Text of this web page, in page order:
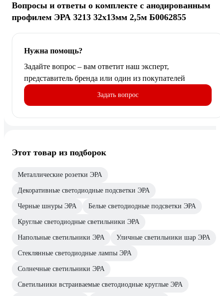
Вопросы и ответы о комплекте с анодированным
профилем ЭРА 3213 32x13мм 2,5м Б0062855
Нужна помощь?
Задайте вопрос – вам ответит наш эксперт,
представитель бренда или один из покупателей
Задать вопрос
Этот товар из подборок
Металлические розетки ЭРА
Декоративные светодиодные подсветки ЭРА
Черные шнуры ЭРА Белые светодиодные подсветки ЭРА
Круглые светодиодные светильники ЭРА
Напольные светильники ЭРА Уличные светильники шар ЭРА
Стеклянные светодиодные лампы ЭРА
Солнечные светильники ЭРА
Светильники встраиваемые светодиодные круглые ЭРА